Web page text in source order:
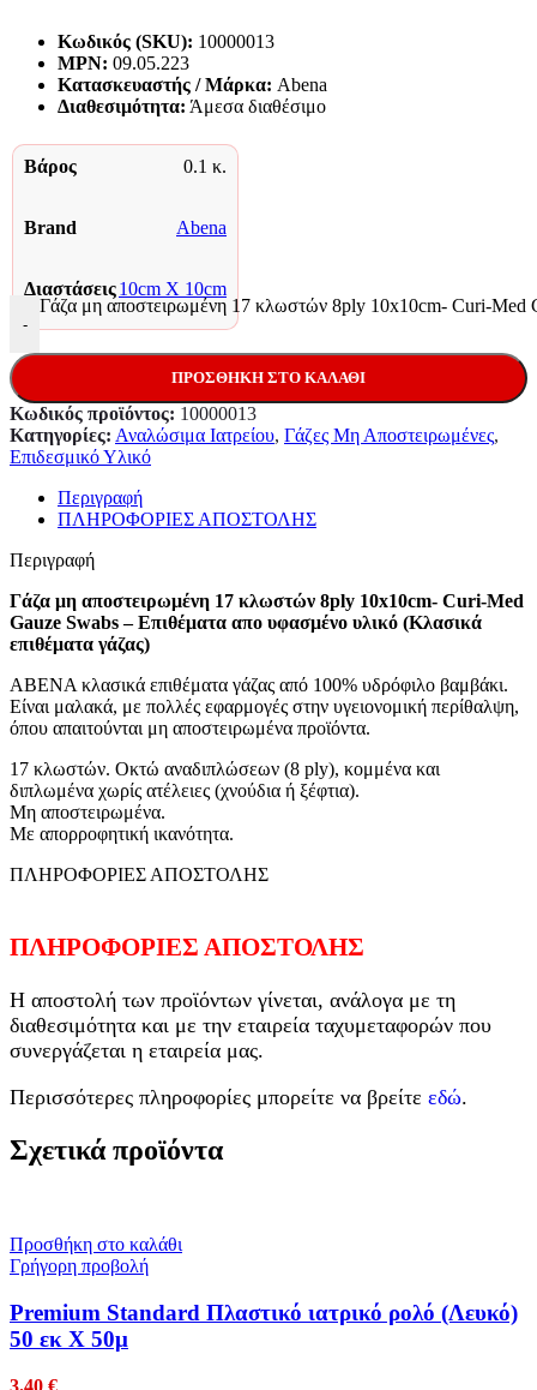
Κωδικός (SKU): 10000013
MPN: 09.05.223
Κατασκευαστής / Μάρκα: Abena
Διαθεσιμότητα: Άμεσα διαθέσιμο
Βάρος 0.1 κ.
Brand Abena
Διαστάσεις10cm X 10cm
-
Γάζα μη αποστειρωμένη 17 κλωστών 8ply 10x10cm- Curi-Med
ΠΡΟΣΘΉΚΗ ΣΤΟ ΚΑΛΆΘΙ
Κωδικός προϊόντος: 10000013
Κατηγορίες: Αναλώσιμα Ιατρείου, Γάζες Μη Αποστειρωμένες,
Επιδεσμικό Υλικό
Περιγραφή
ΠΛΗΡΟΦΟΡΙΕΣ ΑΠΟΣΤΟΛΗΣ
Περιγραφή
Γάζα μη αποστειρωμένη 17 κλωστών 8ply 10x10cm- Curi-Med
Gauze Swabs – Επιθέματα απο υφασμένο υλικό (Κλασικά
επιθέματα γάζας)
ABENA κλασικά επιθέματα γάζας από 100% υδρόφιλο βαμβάκι.
Eίναι μαλακά, με πολλές εφαρμογές στην υγειονομική περίθαλψη,
όπου απαιτούνται μη αποστειρωμένα προϊόντα.
17 κλωστών. Οκτώ αναδιπλώσεων (8 ply), κομμένα και
διπλωμένα χωρίς ατέλειες (χνούδια ή ξέφτια).
Μη αποστειρωμένα.
Με απορροφητική ικανότητα.
ΠΛΗΡΟΦΟΡΙΕΣ ΑΠΟΣΤΟΛΗΣ
ΠΛΗΡΟΦΟΡΙΕΣ ΑΠΟΣΤΟΛΗΣ
Η αποστολή των προϊόντων γίνεται, ανάλογα με τη
διαθεσιμότητα και με την εταιρεία ταχυμεταφορών που
συνεργάζεται η εταιρεία μας.
Περισσότερες πληροφορίες μπορείτε να βρείτε εδώ.
Σχετικά προϊόντα
Προσθήκη στο καλάθι
Γρήγορη προβολή
Premium Standard Πλαστικό ιατρικό ρολό (Λευκό)
50 εκ Χ 50μ
3.40 €